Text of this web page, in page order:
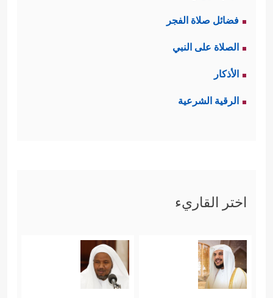
فضائل صلاة الفجر
الصلاة على النبي
الأذكار
الرقية الشرعية
اختر القاريء